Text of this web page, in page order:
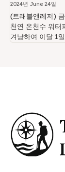
2024년 June 24일
(트래블앤레저)
천연 온천수 워터
겨냥하여 이달 1